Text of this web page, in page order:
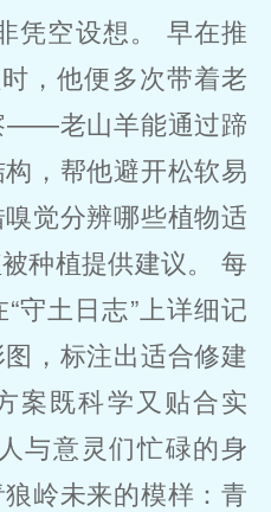
凭空设想。 早在推
，他便多次带着老
——老山羊能通过蹄
，帮他避开松软易
觉分辨哪些植物适
种植提供建议。 每
守土日志”上详细记
，标注出适合修建
案既科学又贴合实
与意灵们忙碌的身
岭未来的模样：青